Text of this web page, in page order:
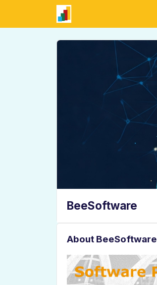
BeeSoftware
About BeeSoftware